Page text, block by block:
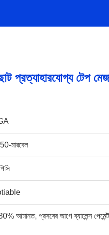
প্রত্যাহারযোগ্য টেপ
মারবেল
আমানত, প্রসবের আগে ব্যালেন্স পেমেন্ট